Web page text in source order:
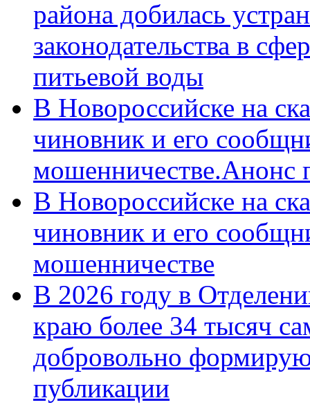
района добилась
законодательства в
питьевой воды
В Новороссийске на
чиновник и его
мошенничестве.Анонс
В Новороссийске на
чиновник и его
мошенничестве
В 2026 году в
краю более 34 тысяч
добровольно
публикации